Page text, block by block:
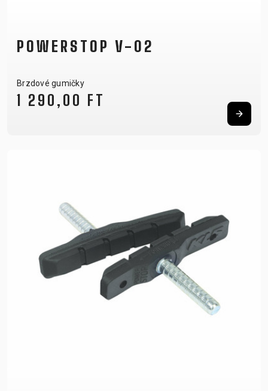
POWERSTOP V-02
Brzdové gumičky
1 290,00 FT